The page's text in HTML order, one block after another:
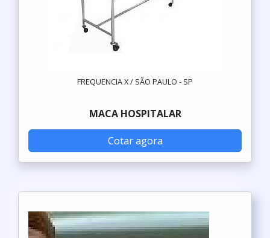
FREQUENCIA X / SÃO PAULO - SP
MACA HOSPITALAR
Cotar agora